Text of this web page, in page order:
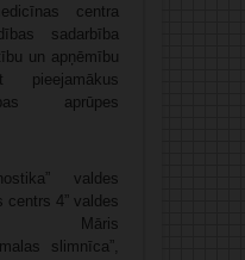
centra
sadarbība
un apņēmību
aprūpes
valdes
centrs 4” valdes
Māris
slimnīca”,